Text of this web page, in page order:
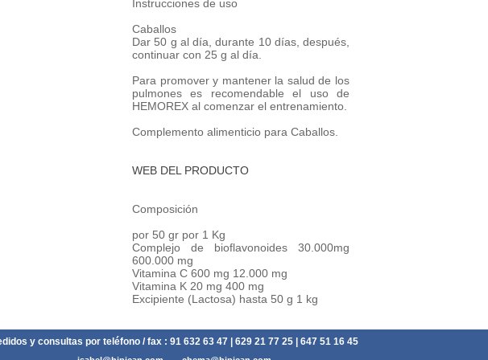
Instrucciones de uso
Caballos
Dar 50 g al día, durante 10 días, después,
continuar con 25 g al día.
Para promover y mantener la salud de los
pulmones es recomendable el uso de
HEMOREX al comenzar el entrenamiento.
Complemento alimenticio para Caballos.
WEB DEL PRODUCTO
Composición
por 50 gr por 1 Kg
Complejo de bioflavonoides 30.000mg
600.000 mg
Vitamina C 600 mg 12.000 mg
Vitamina K 20 mg 400 mg
Excipiente (Lactosa) hasta 50 g 1 kg
y consultas por teléfono / fax : 91 632 63 47 | 629 21 77 25 | 647 51 16 45